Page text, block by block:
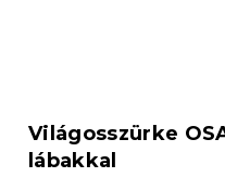
Világosszürke
lábakkal